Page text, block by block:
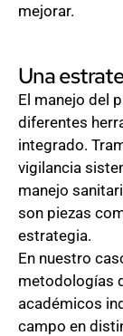
mejorar.
Una
El manejo del
diferentes
integrado.
vigilancia
manejo
son piezas
estrategia.
En nuestro
metodologías
académicos
campo en